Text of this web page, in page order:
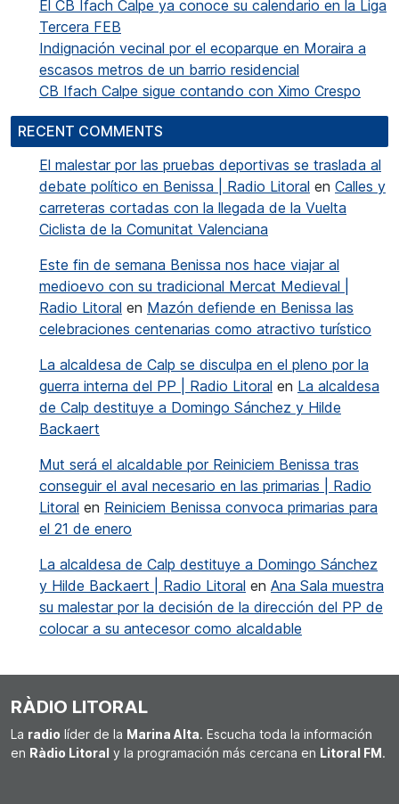
El CB Ifach Calpe ya conoce su calendario en la Liga
Tercera FEB
Indignación vecinal por el ecoparque en Moraira a
escasos metros de un barrio residencial
CB Ifach Calpe sigue contando con Ximo Crespo
RECENT COMMENTS
El malestar por las pruebas deportivas se traslada al
debate político en Benissa | Radio Litoral en Calles y
carreteras cortadas con la llegada de la Vuelta
Ciclista de la Comunitat Valenciana
Este fin de semana Benissa nos hace viajar al
medioevo con su tradicional Mercat Medieval |
Radio Litoral en Mazón defiende en Benissa las
celebraciones centenarias como atractivo turístico
La alcaldesa de Calp se disculpa en el pleno por la
guerra interna del PP | Radio Litoral en La alcaldesa
de Calp destituye a Domingo Sánchez y Hilde
Backaert
Mut será el alcaldable por Reiniciem Benissa tras
conseguir el aval necesario en las primarias | Radio
Litoral en Reiniciem Benissa convoca primarias para
el 21 de enero
La alcaldesa de Calp destituye a Domingo Sánchez
y Hilde Backaert | Radio Litoral en Ana Sala muestra
su malestar por la decisión de la dirección del PP de
colocar a su antecesor como alcaldable
RÀDIO LITORAL
La radio líder de la Marina Alta. Escucha toda la información
en Ràdio Litoral y la programación más cercana en Litoral FM.